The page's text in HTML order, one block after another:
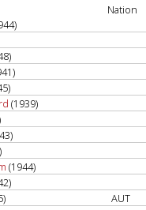
Nation
(1939)
(1944)
AUT